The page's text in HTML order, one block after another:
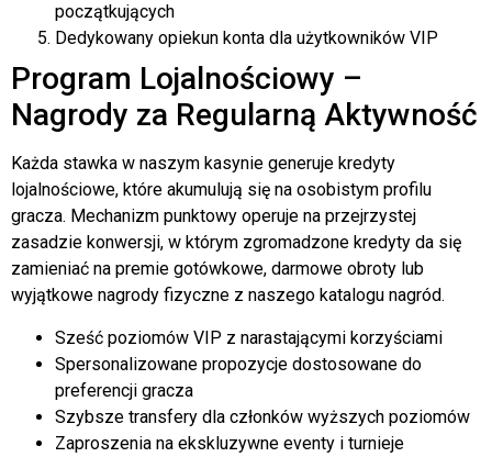
początkujących
Dedykowany opiekun konta dla użytkowników VIP
Program Lojalnościowy –
Nagrody za Regularną Aktywność
Każda stawka w naszym kasynie generuje kredyty
lojalnościowe, które akumulują się na osobistym profilu
gracza. Mechanizm punktowy operuje na przejrzystej
zasadzie konwersji, w którym zgromadzone kredyty da się
zamieniać na premie gotówkowe, darmowe obroty lub
wyjątkowe nagrody fizyczne z naszego katalogu nagród.
Sześć poziomów VIP z narastającymi korzyściami
Spersonalizowane propozycje dostosowane do
preferencji gracza
Szybsze transfery dla członków wyższych poziomów
Zaproszenia na ekskluzywne eventy i turnieje